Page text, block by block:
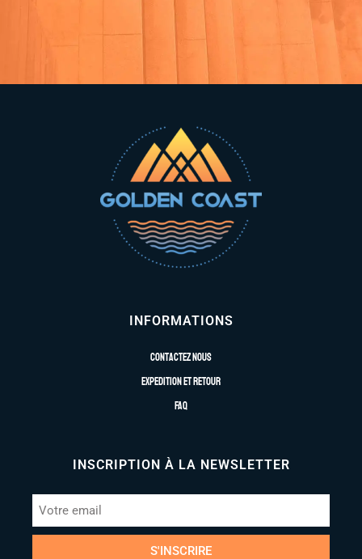
INFORMATIONS
Contactez nous
Expedition et retour
FAQ
INSCRIPTION À LA NEWSLETTER
S'INSCRIRE